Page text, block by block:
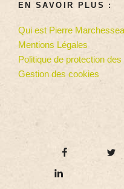
EN SAVOIR PLUS :
Qui est Pierre
Mentions Légales
Politique de protection
Gestion des cookies